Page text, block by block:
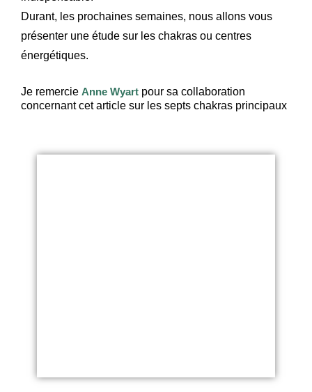
Durant, les prochaines semaines, nous allons vous
présenter une étude sur les chakras ou centres
énergétiques.
Je remercie Anne Wyart pour sa collaboration
concernant cet article sur les septs chakras principaux